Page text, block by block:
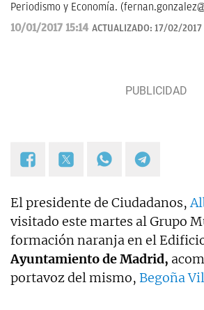
Periodismo y Economía. (
10/01/2017 15:14 ACTUALIZADO: 17/02/2017
El presidente de Ciudadanos,
visitado este martes al Grupo
formación naranja en el
Ayuntamiento de Madrid,
portavoz del mismo, Begoña